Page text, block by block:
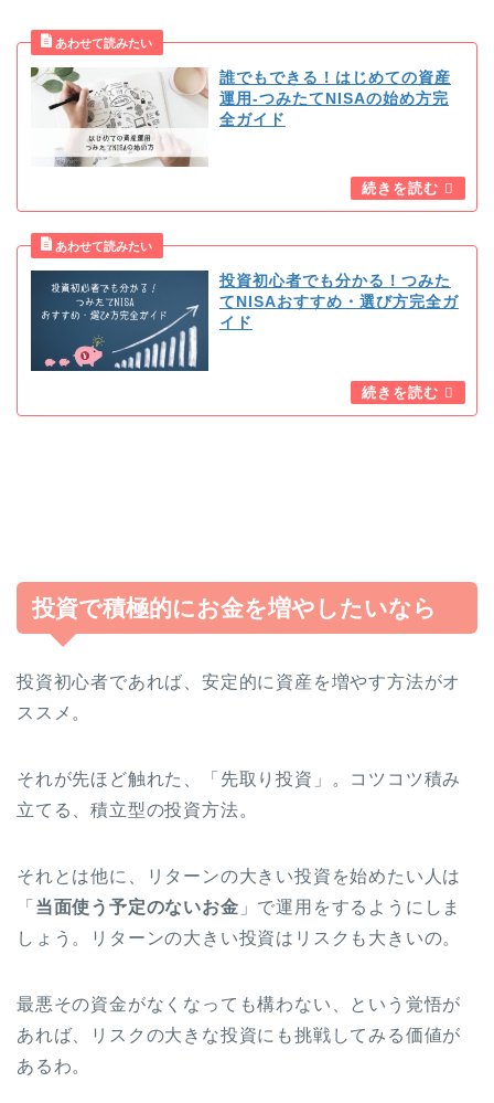
誰でもできる！はじめての資産
運用-つみたてNISAの始め方完
全ガイド
投資初心者でも分かる！つみた
てNISAおすすめ・選び方完全ガ
イド
投資で積極的にお金を増やしたいなら
投資初心者であれば、安定的に資産を増やす方法がオ
ススメ。
それが先ほど触れた、「先取り投資」。コツコツ積み
立てる、積立型の投資方法。
それとは他に、リターンの大きい投資を始めたい人は
「 当面使う予定のないお金 」で運用をするようにしま
しょう。リターンの大きい投資はリスクも大きいの。
最悪その資金がなくなっても構わない、という覚悟が
あれば、リスクの大きな投資にも挑戦してみる価値が
あるわ。